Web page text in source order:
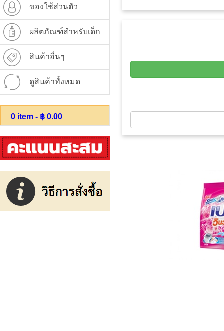
ของใช้ส่วนตัว
ผลิตภัณฑ์สำหรับเด็ก
สินค้าอื่นๆ
ดูสินค้าทั้งหมด
0 item - ฿ 0.00